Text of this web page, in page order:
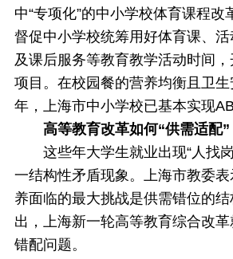
中“专项化”的中小学校体育课程改
督促中小学校统筹用好体育课、
及课后服务等教育教学活动时间
项目。在校园餐的营养均衡且卫
年，上海市中小学校已基本实现
高等教育改革如何“供需适配”
这些年大学生就业出现“人找
一结构性矛盾现象。上海市教委
养面临的最大挑战是供需错位的
出，上海新一轮高等教育综合改
错配问题。